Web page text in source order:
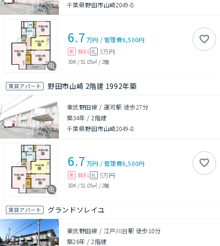
千葉県野田市山崎2049-8
6.7 万円 /管理費6,500円
敷 無料 礼 5万円
3DK /51.05㎡ / 2階
賃貸アパート 野田市山崎 2階建 1992年築
東武野田線 / 運河駅 徒歩27分
築34年 /2階建
千葉県野田市山崎2049-8
6.7 万円 /管理費6,500円
敷 無料 礼 5万円
3DK /51.05㎡ / 2階
賃貸アパート グランドソレイユ
東武野田線 / 江戸川台駅 徒歩10分
築26年 /2階建